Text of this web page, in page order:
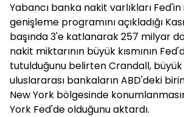
Yabancı banka nakit varlıkları
genişleme programını açıkladığı
başında 3'e katlanarak 257 milyar
nakit miktarının büyük kısmının
tutulduğunu belirten Crandall, büyük
uluslararası bankaların ABD'deki
New York bölgesinde
York Fed'de olduğunu aktardı.